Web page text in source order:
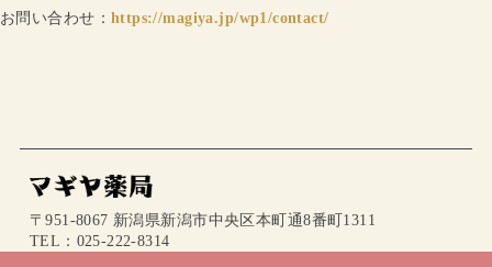
お問い合わせ： https://magiya.jp/wp1/contact/
〒951-8067 新潟県新潟市中央区本町通8番町1311
TEL：025-222-8314